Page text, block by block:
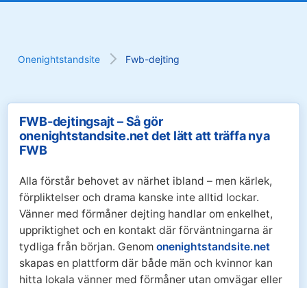
Onenightstandsite Fwb-dejting
FWB-dejtingsajt – Så gör
onenightstandsite.net det lätt att träffa nya
FWB
Alla förstår behovet av närhet ibland – men kärlek,
förpliktelser och drama kanske inte alltid lockar.
Vänner med förmåner dejting handlar om enkelhet,
uppriktighet och en kontakt där förväntningarna är
tydliga från början. Genom onenightstandsite.net
skapas en plattform där både män och kvinnor kan
hitta lokala vänner med förmåner utan omvägar eller